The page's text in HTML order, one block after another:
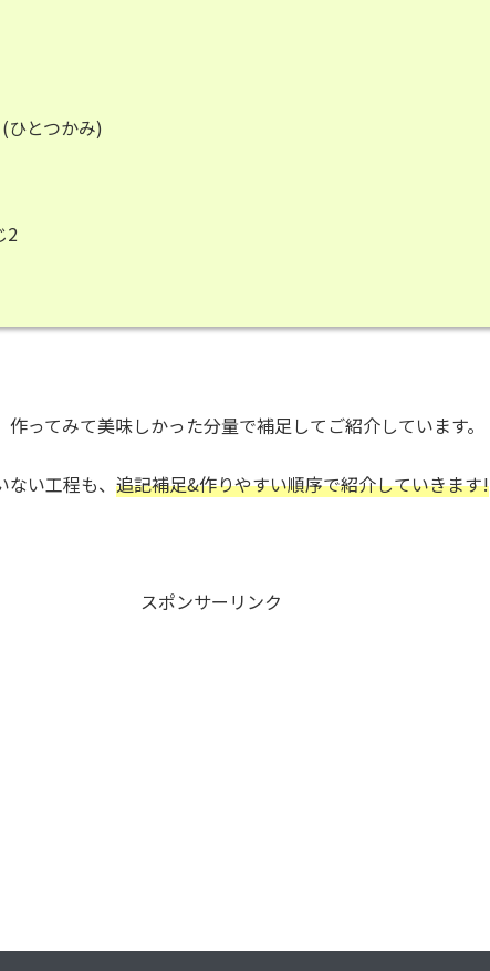
とつかみ)
2
ってみて美味しかった分量で補足してご紹介しています。
い工程も、 追記補足&作りやすい順序で紹介していきます!
スポンサーリンク